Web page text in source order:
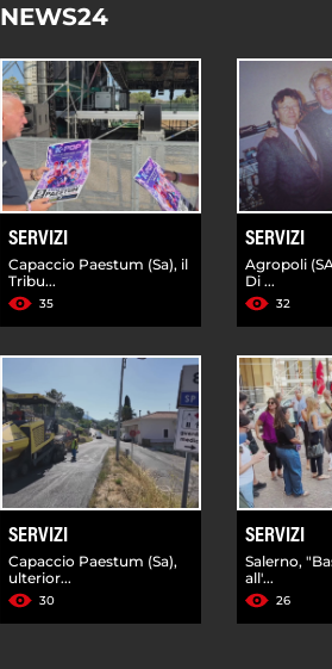
NEWS24
SERVIZI
Capaccio Paestum (Sa), il
Tribu...
35
SERVIZI
Agropoli
Di ...
32
SERVIZI
Capaccio Paestum (Sa),
ulterior...
30
SERVIZI
Salerno,
all'...
26